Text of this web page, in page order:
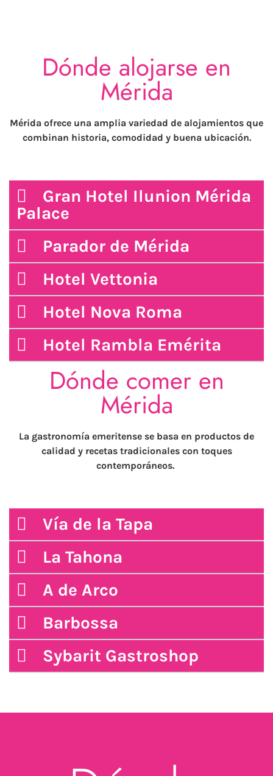
Dónde alojarse en
Mérida
Mérida ofrece una amplia variedad de alojamientos que
combinan historia, comodidad y buena ubicación.
Gran Hotel Ilunion Mérida
Palace
Parador de Mérida
Hotel Vettonia
Hotel Nova Roma
Hotel Rambla Emérita
Dónde comer en
Mérida
La gastronomía emeritense se basa en productos de
calidad y recetas tradicionales con toques
contemporáneos.
Vía de la Tapa
La Tahona
A de Arco
Barbossa
Sybarit Gastroshop